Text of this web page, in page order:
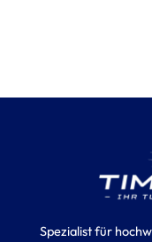
Spezialist für